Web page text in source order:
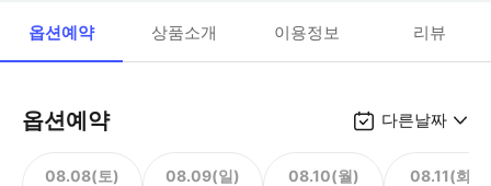
옵션예약 상품소개 이용정보 리뷰
옵션예약 다른날짜
08.08(토) 08.09(일) 08.10(월) 08.11(화)